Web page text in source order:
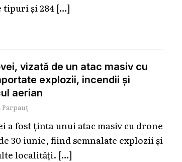
și 284 […]
vizată de un atac masiv cu
explozii, incendii și
aerian
Parpauț
a fost ținta unui atac masiv cu drone
30 iunie, fiind semnalate explozii și
localități. […]